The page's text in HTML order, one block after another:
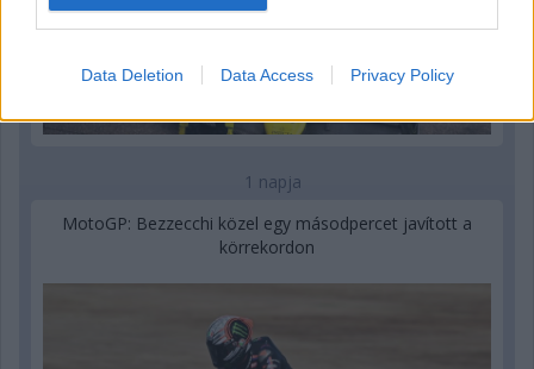
Data Deletion Data Access Privacy Policy
1 napja
MotoGP: Bezzecchi közel egy másodpercet javított a
körrekordon